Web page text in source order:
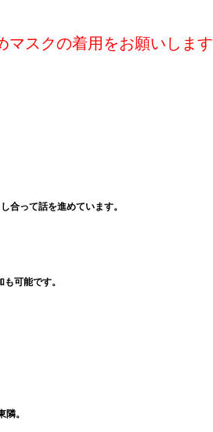
マスクの着用をお願いします
合って話を進めています。
可能です。
。